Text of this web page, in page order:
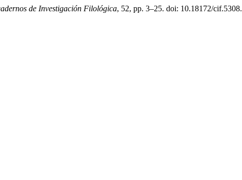
de Investigación Filológica, 52, pp. 3–25. doi: 10.18172/cif.5308.